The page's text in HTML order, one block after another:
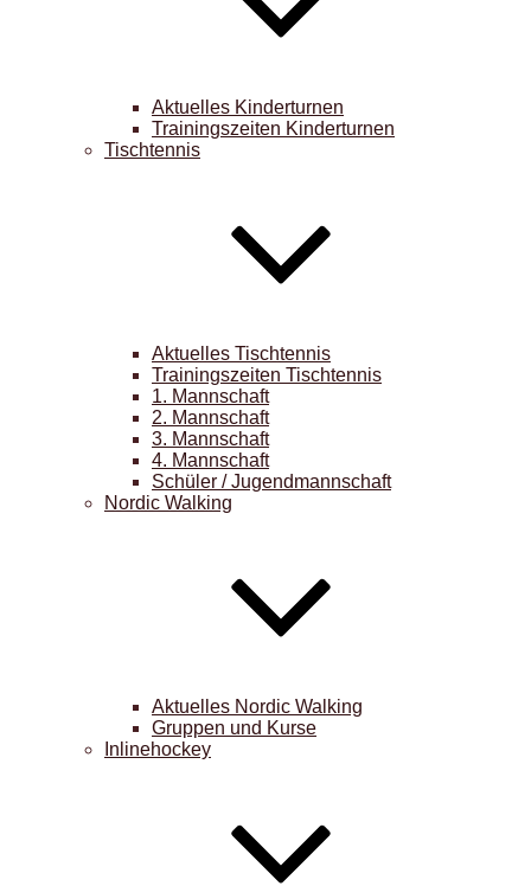
Aktuelles Kinderturnen
Trainingszeiten Kinderturnen
Tischtennis
Aktuelles Tischtennis
Trainingszeiten Tischtennis
1. Mannschaft
2. Mannschaft
3. Mannschaft
4. Mannschaft
Schüler / Jugendmannschaft
Nordic Walking
Aktuelles Nordic Walking
Gruppen und Kurse
Inlinehockey